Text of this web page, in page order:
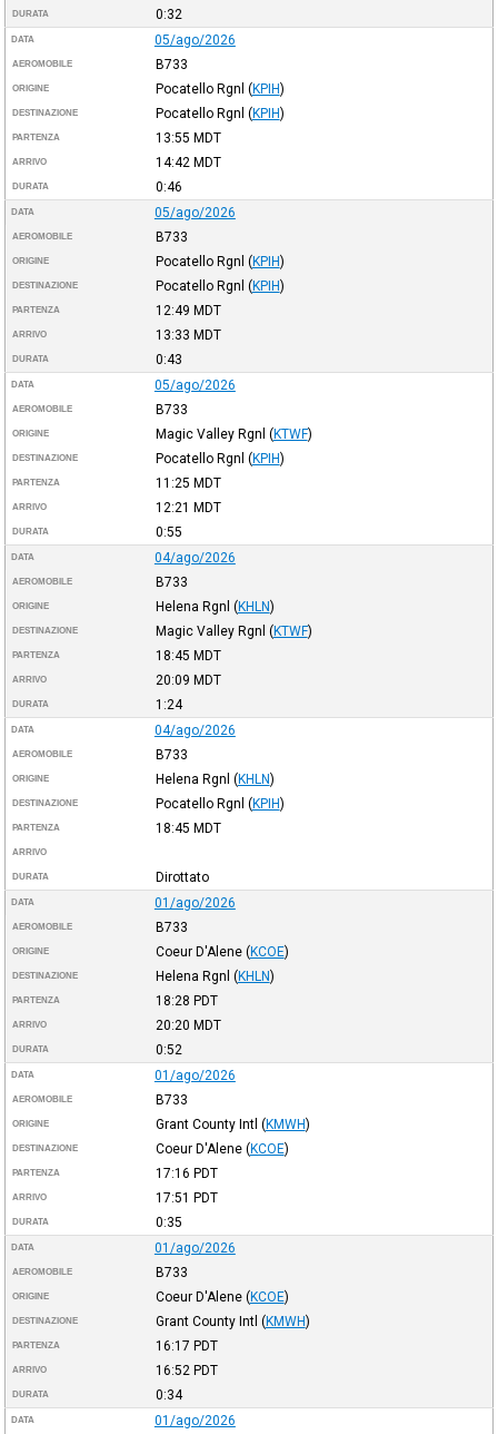
DURATA 0:32
DATA 05/ago/2026
AEROMOBILE B733
ORIGINE Pocatello Rgnl (KPIH)
DESTINAZIONE Pocatello Rgnl (KPIH)
PARTENZA 13:55 MDT
ARRIVO 14:42 MDT
DURATA 0:46
DATA 05/ago/2026
AEROMOBILE B733
ORIGINE Pocatello Rgnl (KPIH)
DESTINAZIONE Pocatello Rgnl (KPIH)
PARTENZA 12:49 MDT
ARRIVO 13:33 MDT
DURATA 0:43
DATA 05/ago/2026
AEROMOBILE B733
ORIGINE Magic Valley Rgnl (KTWF)
DESTINAZIONE Pocatello Rgnl (KPIH)
PARTENZA 11:25 MDT
ARRIVO 12:21 MDT
DURATA 0:55
DATA 04/ago/2026
AEROMOBILE B733
ORIGINE Helena Rgnl (KHLN)
DESTINAZIONE Magic Valley Rgnl (KTWF)
PARTENZA 18:45 MDT
ARRIVO 20:09 MDT
DURATA 1:24
DATA 04/ago/2026
AEROMOBILE B733
ORIGINE Helena Rgnl (KHLN)
DESTINAZIONE Pocatello Rgnl (KPIH)
PARTENZA 18:45 MDT
ARRIVO
DURATA Dirottato
DATA 01/ago/2026
AEROMOBILE B733
ORIGINE Coeur D'Alene (KCOE)
DESTINAZIONE Helena Rgnl (KHLN)
PARTENZA 18:28 PDT
ARRIVO 20:20 MDT
DURATA 0:52
DATA 01/ago/2026
AEROMOBILE B733
ORIGINE Grant County Intl (KMWH)
DESTINAZIONE Coeur D'Alene (KCOE)
PARTENZA 17:16 PDT
ARRIVO 17:51 PDT
DURATA 0:35
DATA 01/ago/2026
AEROMOBILE B733
ORIGINE Coeur D'Alene (KCOE)
DESTINAZIONE Grant County Intl (KMWH)
PARTENZA 16:17 PDT
ARRIVO 16:52 PDT
DURATA 0:34
DATA 01/ago/2026